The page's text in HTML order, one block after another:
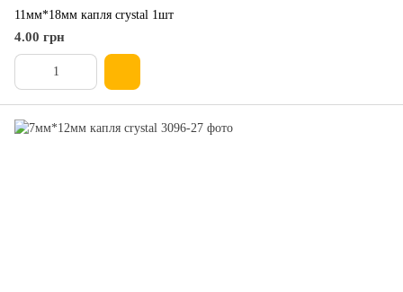
11мм*18мм капля crystal 1шт
4.00 грн